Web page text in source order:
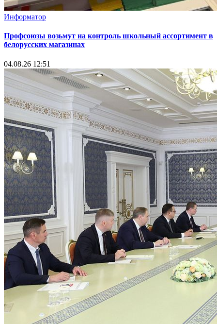
Информатор
Профсоюзы возьмут на контроль школьный ассортимент в
белорусских магазинах
04.08.26 12:51